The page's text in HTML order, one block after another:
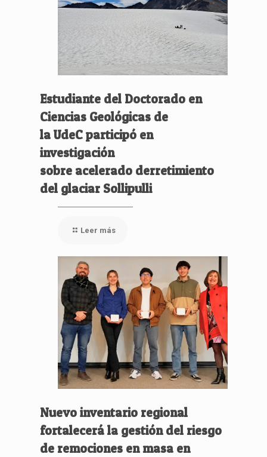
Estudiante del Doctorado en
Ciencias Geológicas de
la UdeC participó en
investigación
sobre acelerado derretimiento
del glaciar Sollipulli
Leer más
Nuevo inventario regional
fortalecerá la gestión del riesgo
de remociones en masa en